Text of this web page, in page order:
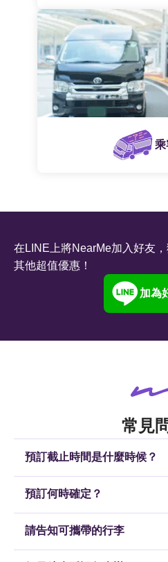
乘
在LINE上將NearMe加入好友
其他超值優惠！
加為
常見
預訂截止時間是什麼時候？
班如有空位，當天也可預訂。如
預訂，請盡早預訂。
預訂何時確定？
訂，我們會在當天回覆。
請告知可攜帶的行李